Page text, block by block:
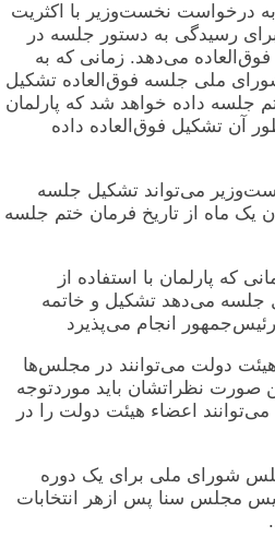
درخواست نخست‌وزیر با اکثریت
رسیدگی به دستور جلسه در
می‌دهد. زمانی که به
ملی جلسه فوق‌العاده تشکیل
جلسه داده خواهد شد که پارلمان
آن تشکیل فوق‌العاده داده
می‌تواند تشکیل جلسه
یک ماه از تاریخ فرمان ختم جلسه
که پارلمان با استفاده از
جلسه می‌دهد تشکیل و خاتمه
انجام می‌پذیرد
دولت می‌توانند در مجلس‌ها
صورت نظراتشان باید موردتوجه
اعضاء هیئت دولت را در
شورای ملی برای یک دوره
مجلس سنا پس ازهر انتخابات